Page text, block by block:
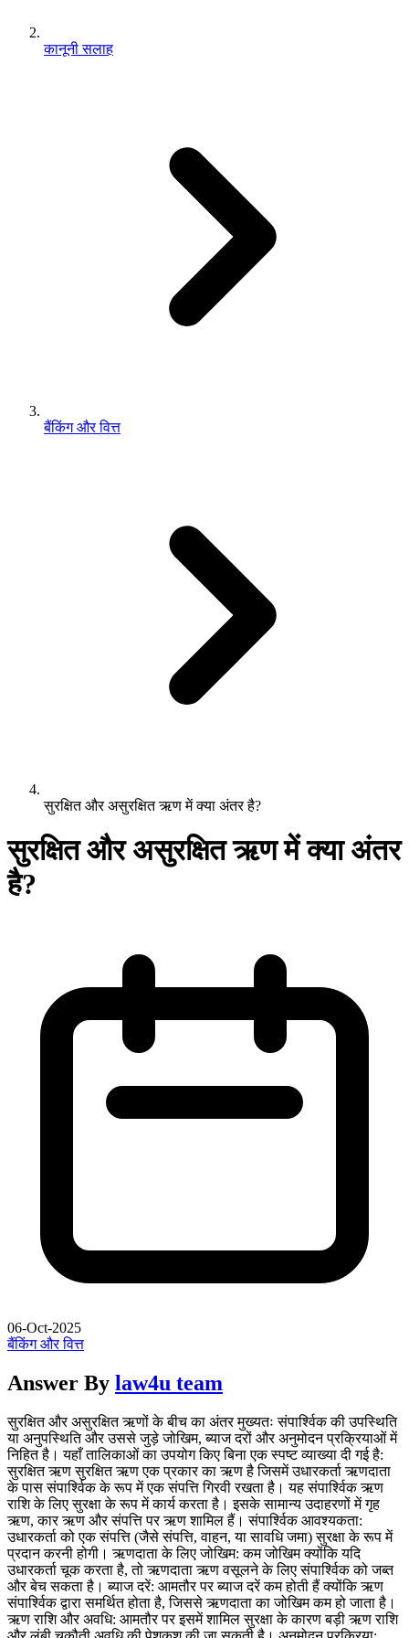
कानूनी सलाह
बैंकिंग और वित्त
सुरक्षित और असुरक्षित ऋण में क्या अंतर है?
सुरक्षित और असुरक्षित ऋण में क्या अंतर
है?
06-Oct-2025
बैंकिंग और वित्त
Answer By law4u team
सुरक्षित और असुरक्षित ऋणों के बीच का अंतर मुख्यतः संपार्श्विक की उपस्थिति
या अनुपस्थिति और उससे जुड़े जोखिम, ब्याज दरों और अनुमोदन प्रक्रियाओं में
निहित है। यहाँ तालिकाओं का उपयोग किए बिना एक स्पष्ट व्याख्या दी गई है:
सुरक्षित ऋण सुरक्षित ऋण एक प्रकार का ऋण है जिसमें उधारकर्ता ऋणदाता
के पास संपार्श्विक के रूप में एक संपत्ति गिरवी रखता है। यह संपार्श्विक ऋण
राशि के लिए सुरक्षा के रूप में कार्य करता है। इसके सामान्य उदाहरणों में गृह
ऋण, कार ऋण और संपत्ति पर ऋण शामिल हैं। संपार्श्विक आवश्यकता:
उधारकर्ता को एक संपत्ति (जैसे संपत्ति, वाहन, या सावधि जमा) सुरक्षा के रूप में
प्रदान करनी होगी। ऋणदाता के लिए जोखिम: कम जोखिम क्योंकि यदि
उधारकर्ता चूक करता है, तो ऋणदाता ऋण वसूलने के लिए संपार्श्विक को जब्त
और बेच सकता है। ब्याज दरें: आमतौर पर ब्याज दरें कम होती हैं क्योंकि ऋण
संपार्श्विक द्वारा समर्थित होता है, जिससे ऋणदाता का जोखिम कम हो जाता है।
ऋण राशि और अवधि: आमतौर पर इसमें शामिल सुरक्षा के कारण बड़ी ऋण राशि